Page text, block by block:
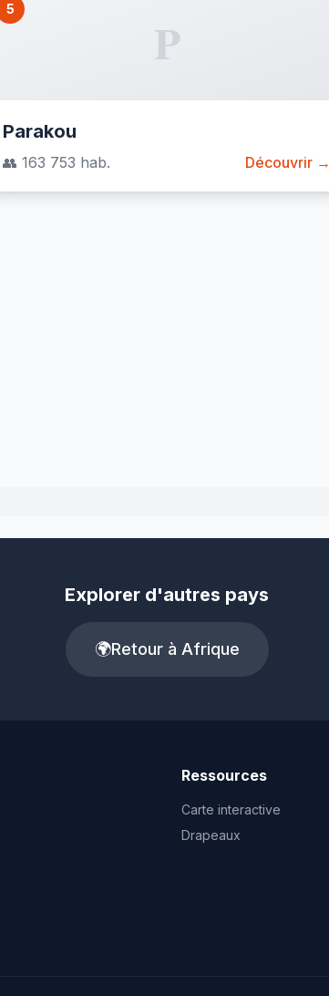
5
P
Parakou
👥 163 753 hab. Découvrir →
Explorer d'autres pays
🌍Retour à Afrique
Ressources
Carte interactive
Drapeaux